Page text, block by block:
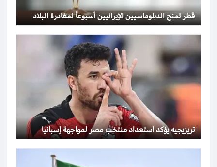
قطر تمنح الدبلوماسيين الإيرانيين أسبوعاً لمغادرة البلاد
تريزيجيه يؤكد استعداد منتخب مصر لمواجهة إسبانيا